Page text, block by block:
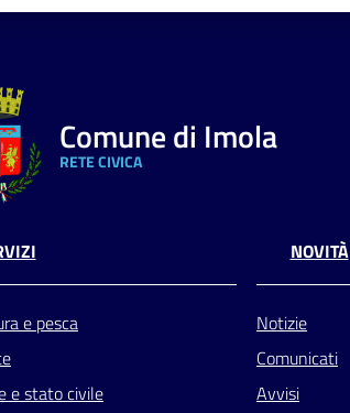
Comune di Imola
RETE CIVICA
e pesca
e stato civile
NOVITÀ
Notizie
Comunicati
Avvisi